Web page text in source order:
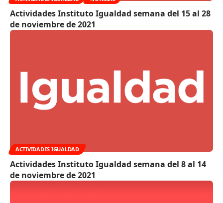
Actividades Instituto Igualdad semana del 15 al 28
de noviembre de 2021
ACTIVIDADES IGUALDAD
Actividades Instituto Igualdad semana del 8 al 14
de noviembre de 2021